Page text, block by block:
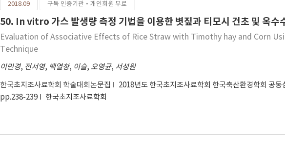
compared to control and LAB silage. In conclusion, Forage rye treated with FA or
fermentation characteristics during ensilage and in the rumen compared to LAB
partitioning of nutrients between milk production and body tissue.
2018.09 구독 인증기관·개인회원 무료
50. In vitro 가스 발생량 측정 기법을 이용한 볏짚과 티모시 건초 및 옥수
Evaluation of Associative Effects of Rice Straw with Timothy hay and Corn
Technique
이민경, 전서영, 백열창, 이슬, 오영균, 서성원
한국초지조사료학회 학술대회논문집
2018년도 한국초지조사료학회 한국축산환경학회 공동
pp.238-239
한국초지조사료학회